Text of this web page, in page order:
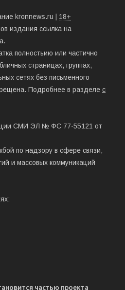
kronnews.ru | 18+
издания ссылка на
полностьию или частично
страницах, группах,
сетях без письменного
Подробнее в разделе с
СМИ ЭЛ № ФС 77-55121 от
по надзору в сфере связи,
и массовых коммуникаций
частью проекта